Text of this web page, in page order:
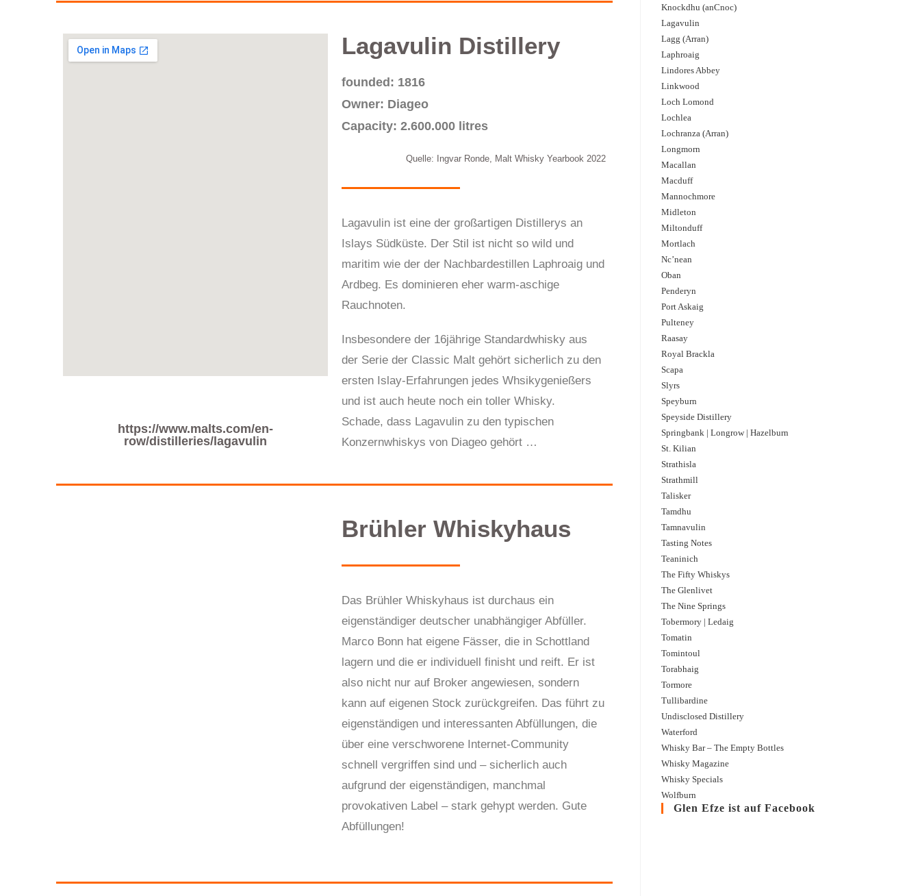
https://www.malts.com/en-
row/distilleries/lagavulin
Lagavulin​ Distillery
founded: 1816
Owner: Diageo
Capacity: 2.600.000 litres
Quelle: Ingvar Ronde, Malt Whisky Yearbook 2022
Lagavulin ist eine der großartigen Distillerys an
Islays Südküste. Der Stil ist nicht so wild und
maritim wie der der Nachbardestillen Laphroaig und
Ardbeg. Es dominieren eher warm-aschige
Rauchnoten.
Insbesondere der 16jährige Standardwhisky aus
der Serie der Classic Malt gehört sicherlich zu den
ersten Islay-Erfahrungen jedes Whsikygenießers
und ist auch heute noch ein toller Whisky.
Schade, dass Lagavulin zu den typischen
Konzernwhiskys von Diageo gehört …
Brühler Whiskyhaus
Das Brühler Whiskyhaus ist durchaus ein
eigenständiger deutscher unabhängiger Abfüller.
Marco Bonn hat eigene Fässer, die in Schottland
lagern und die er individuell finisht und reift. Er ist
also nicht nur auf Broker angewiesen, sondern
kann auf eigenen Stock zurückgreifen. Das führt zu
eigenständigen und interessanten Abfüllungen, die
über eine verschworene Internet-Community
schnell vergriffen sind und – sicherlich auch
aufgrund der eigenständigen, manchmal
provokativen Label – stark gehypt werden. Gute
Abfüllungen!
Knockdhu (anCnoc)
Lagavulin
Lagg (Arran)
Laphroaig
Lindores Abbey
Linkwood
Loch Lomond
Lochlea
Lochranza (Arran)
Longmorn
Macallan
Macduff
Mannochmore
Midleton
Miltonduff
Mortlach
Nc’nean
Oban
Penderyn
Port Askaig
Pulteney
Raasay
Royal Brackla
Scapa
Slyrs
Speyburn
Speyside Distillery
Springbank | Longrow | Hazelburn
St. Kilian
Strathisla
Strathmill
Talisker
Tamdhu
Tamnavulin
Tasting Notes
Teaninich
The Fifty Whiskys
The Glenlivet
The Nine Springs
Tobermory | Ledaig
Tomatin
Tomintoul
Torabhaig
Tormore
Tullibardine
Undisclosed Distillery
Waterford
Whisky Bar – The Empty Bottles
Whisky Magazine
Whisky Specials
Wolfburn
Glen Efze ist auf Facebook